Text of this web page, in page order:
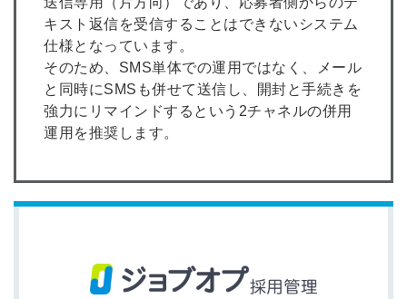
キスト返信を受信することはできないシステム
仕様となっています。
そのため、SMS単体での運用ではなく、メール
と同時にSMSも併せて送信し、開封と手続きを
強力にリマインドするという2チャネルの併用
運用を推奨します。
忘れですか？
許可なく投稿すること
※ログインIDとなります
利用規約
同意のうえ
登録する
他サービスIDで登録
みんなの採用部があなたの許可なく投稿すること